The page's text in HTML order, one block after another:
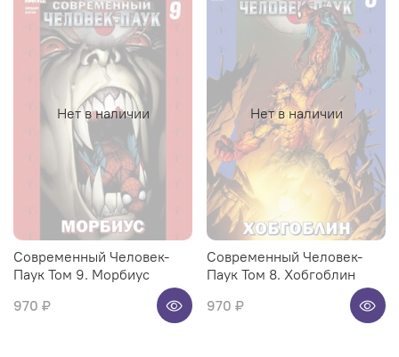
Нет в наличии
Современный Человек-
Паук Том 9. Морбиус
970 ₽
Нет в наличии
Современный Человек-
Паук Том 8. Хобгоблин
970 ₽